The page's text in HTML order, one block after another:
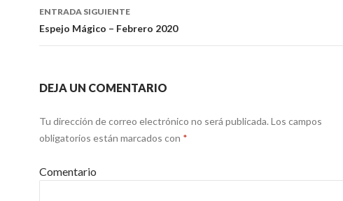
ENTRADA SIGUIENTE
Espejo Mágico – Febrero 2020
DEJA UN COMENTARIO
Tu dirección de correo electrónico no será publicada. Los campos
obligatorios están marcados con *
Comentario